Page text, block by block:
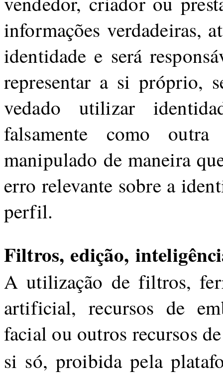
informações verdadeiras,
identidade e será
representar a si próprio,
vedado utilizar
falsamente como
manipulado de maneira
erro relevante sobre a
perfil.
Filtros, edição,
A utilização de filtros,
artificial, recursos de
facial ou outros recursos
si só, proibida pela